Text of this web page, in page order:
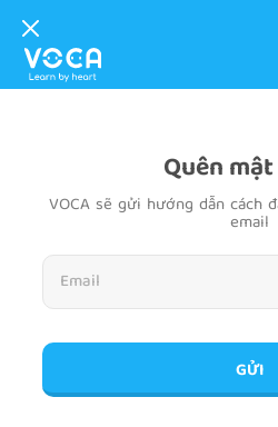
Quên
VOCA sẽ gửi hướng dẫn cách
email
GỬI